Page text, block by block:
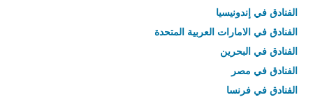
الفنادق في إندونيسيا
الفنادق في الامارات العربية المتحدة
الفنادق في البحرين
الفنادق في مصر
الفنادق في فرنسا